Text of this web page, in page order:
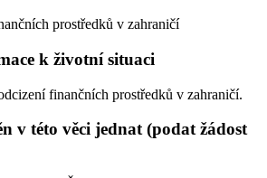
prostředků v zahraničí
k životní situaci
finančních prostředků v zahraničí.
v této věci jednat (podat žádost